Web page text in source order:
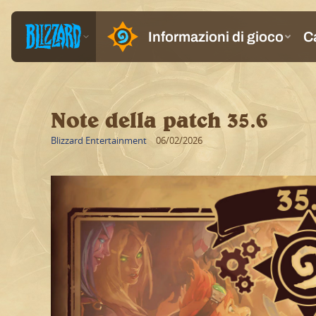
Note della patch 35.6
Blizzard Entertainment 06/02/2026